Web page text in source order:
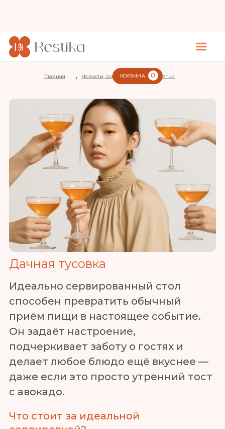
КОРЗИНА 0
Главная › Новости, события, полезные статьи
Дачная тусовка
Идеально сервированный стол
способен превратить обычный
приём пищи в настоящее событие.
Он задаёт настроение,
подчеркивает заботу о гостях и
делает любое блюдо ещё вкуснее —
даже если это просто утренний тост
с авокадо.
Что стоит за идеальной